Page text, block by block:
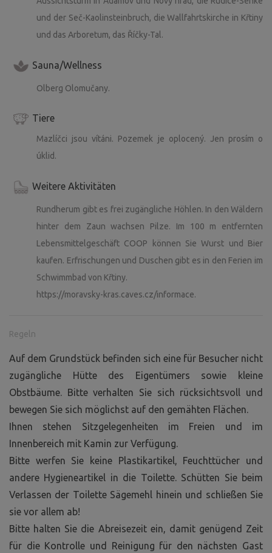
und der Seč-Kaolinsteinbruch, die Wallfahrtskirche in Křtiny
und das Arboretum, das Říčky-Tal.
Sauna/Wellness
Olberg Olomučany.
Tiere
Mazlíčci jsou vítáni. Pozemek je oplocený. Jen prosím o
úklid.
Weitere Aktivitäten
Rundherum gibt es frei zugängliche Höhlen. In den Wäldern
hinter dem Zaun wachsen Pilze. Im 100 m entfernten
Lebensmittelgeschäft COOP können Sie Wurst und Bier
kaufen. Erfrischungen und Duschen gibt es in den Ferien im
Schwimmbad von Křtiny.
https://moravsky-kras.caves.cz/informace.
Regeln
Auf dem Grundstück befinden sich eine für Besucher nicht
zugängliche Hütte des Eigentümers sowie kleine
Obstbäume. Bitte verhalten Sie sich rücksichtsvoll und
bewegen Sie sich möglichst auf den gemähten Flächen.
Ihnen stehen Sitzgelegenheiten im Freien und im
Innenbereich mit Kamin zur Verfügung.
Bitte werfen Sie keine Plastikartikel, Feuchttücher und
andere Hygieneartikel in die Toilette. Schütten Sie beim
Verlassen der Toilette Sägemehl hinein und schließen Sie
sie vor allem ab!
Bitte halten Sie die Abreisezeit ein, damit genügend Zeit
für die Kontrolle und Reinigung für den nächsten Gast